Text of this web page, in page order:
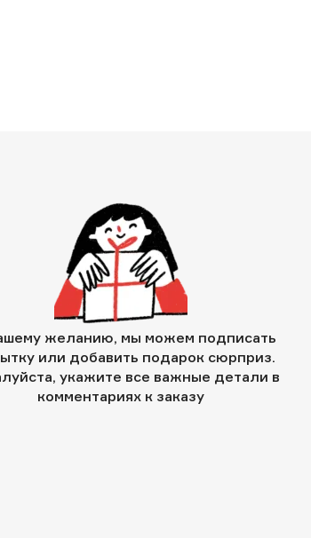
желанию, мы можем подписать
или добавить подарок сюрприз.
укажите все важные детали в
комментариях к заказу